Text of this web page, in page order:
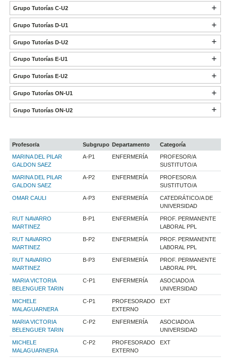
Grupo Tutorías C-U2
Grupo Tutorías D-U1
Grupo Tutorías D-U2
Grupo Tutorías E-U1
Grupo Tutorías E-U2
Grupo Tutorías ON-U1
Grupo Tutorías ON-U2
Profesor/a Subgrupo Departamento
Categoría
MARINA DEL PILAR
GALDON SAEZ
A-P1 ENFERMERÍA
PROFESOR/A
SUSTITUTO/A
MARINA DEL PILAR
GALDON SAEZ
A-P2 ENFERMERÍA
PROFESOR/A
SUSTITUTO/A
OMAR CAULI A-P3 ENFERMERÍA
CATEDRÁTICO/A DE
UNIVERSIDAD
RUT NAVARRO
MARTINEZ
B-P1 ENFERMERÍA
PROF. PERMANENTE
LABORAL PPL
RUT NAVARRO
MARTINEZ
B-P2 ENFERMERÍA
PROF. PERMANENTE
LABORAL PPL
RUT NAVARRO
MARTINEZ
B-P3 ENFERMERÍA
PROF. PERMANENTE
LABORAL PPL
MARIA VICTORIA
BELENGUER TARIN
C-P1 ENFERMERÍA
ASOCIADO/A
UNIVERSIDAD
MICHELE
MALAGUARNERA
C-P1
PROFESORADO
EXTERNO
EXT
MARIA VICTORIA
BELENGUER TARIN
C-P2 ENFERMERÍA
ASOCIADO/A
UNIVERSIDAD
MICHELE
MALAGUARNERA
C-P2
PROFESORADO
EXTERNO
EXT